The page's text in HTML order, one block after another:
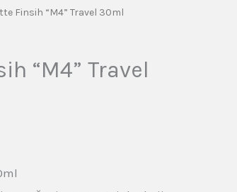
Finsih “M4” Travel 30ml
“M4” Travel